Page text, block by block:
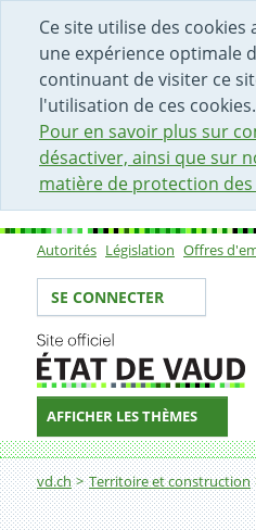
Ce site utilise des
une expérience optimale
continuant de visiter ce
l'utilisation de ces cookies.
Pour en savoir plus sur
désactiver, ainsi que sur
matière de protection des
DÉBUT DU CONTENU DE
ACCÈS AU CHAMP DE
PAGE D'ACCUEIL
FORMULAIRE DE CONTACT
Sous-
Autorités Législation Offres
Votre identité
SE CONNECTER
AFFICHER LES THÈMES
Fil d'Ariane
vd.ch Territoire et construction
Zones d'activités